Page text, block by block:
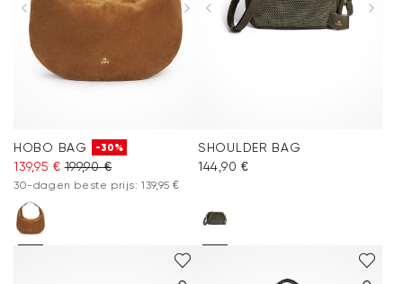
HOBO BAG -30%
139,95 € 199,90 €
30-dagen beste prijs: 139,95 €
SHOULDER BAG
144,90 €